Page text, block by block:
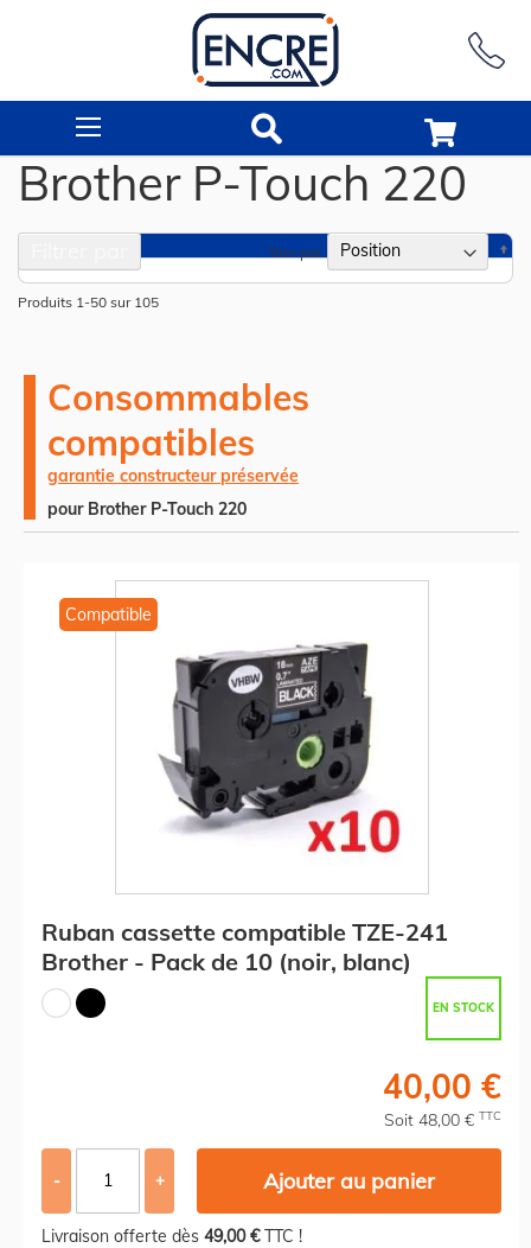
Brother P-Touch 220
Produits 1 -50 sur 105
Trier par
Consommables
compatibles
garantie constructeur préservée
pour Brother P-Touch 220
Compatible
Ruban cassette compatible TZE-241
Brother - Pack de 10 (noir, blanc)
EN STOCK
40,00 €
Soit 48,00 € TTC
- + Ajouter au panier
Livraison offerte dès 49,00 €TTC !